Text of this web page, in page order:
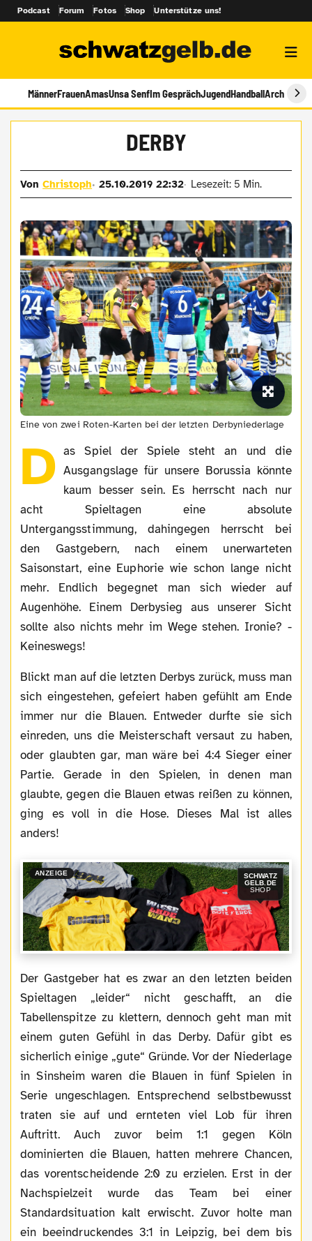
Podcast Forum Fotos Shop Unterstütze uns!
MännerFrauenAmasUnsa SenfIm GesprächJugendHandballArchiv
DERBY
VonChristoph 25.10.2019 22:32 Lesezeit: 5 Min.
Eine von zwei Roten-Karten bei der letzten Derbyniederlage
D as Spiel der Spiele steht an und die
Ausgangslage für unsere Borussia könnte
kaum besser sein. Es herrscht nach nur
acht Spieltagen eine absolute
Untergangsstimmung, dahingegen herrscht bei
den Gastgebern, nach einem unerwarteten
Saisonstart, eine Euphorie wie schon lange nicht
mehr. Endlich begegnet man sich wieder auf
Augenhöhe. Einem Derbysieg aus unserer Sicht
sollte also nichts mehr im Wege stehen. Ironie? -
Keineswegs!
Blickt man auf die letzten Derbys zurück, muss man
sich eingestehen, gefeiert haben gefühlt am Ende
immer nur die Blauen. Entweder durfte sie sich
einreden, uns die Meisterschaft versaut zu haben,
oder glaubten gar, man wäre bei 4:4 Sieger einer
Partie. Gerade in den Spielen, in denen man
glaubte, gegen die Blauen etwas reißen zu können,
ging es voll in die Hose. Dieses Mal ist alles
anders!
ANZEIGE
SCHWATZ
GELB.DE
SHOP
Der Gastgeber hat es zwar an den letzten beiden
Spieltagen „leider“ nicht geschafft, an die
Tabellenspitze zu klettern, dennoch geht man mit
einem guten Gefühl in das Derby. Dafür gibt es
sicherlich einige „gute“ Gründe. Vor der Niederlage
in Sinsheim waren die Blauen in fünf Spielen in
Serie ungeschlagen. Entsprechend selbstbewusst
traten sie auf und ernteten viel Lob für ihren
Auftritt. Auch zuvor beim 1:1 gegen Köln
dominierten die Blauen, hatten mehrere Chancen,
das vorentscheidende 2:0 zu erzielen. Erst in der
Nachspielzeit wurde das Team bei einer
Standardsituation kalt erwischt. Zuvor holte man
ein beeindruckendes 3:1 in Leipzig, bei dem bis